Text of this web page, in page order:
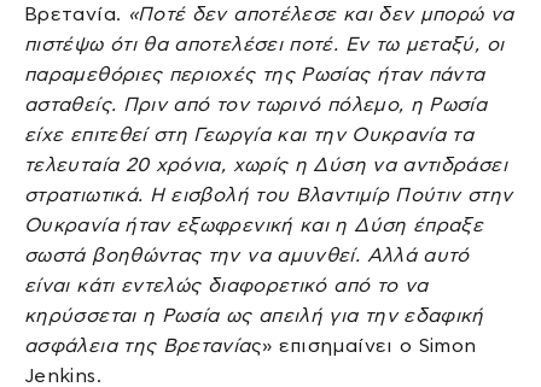
Βρετανία. «Ποτέ δεν αποτέλεσε και δεν μπορώ να
πιστέψω ότι θα αποτελέσει ποτέ. Εν τω μεταξύ, οι
παραμεθόριες περιοχές της Ρωσίας ήταν πάντα
ασταθείς. Πριν από τον τωρινό πόλεμο, η Ρωσία
είχε επιτεθεί στη Γεωργία και την Ουκρανία τα
τελευταία 20 χρόνια, χωρίς η Δύση να αντιδράσει
στρατιωτικά. Η εισβολή του Βλαντιμίρ Πούτιν στην
Ουκρανία ήταν εξωφρενική και η Δύση έπραξε
σωστά βοηθώντας την να αμυνθεί. Αλλά αυτό
είναι κάτι εντελώς διαφορετικό από το να
κηρύσσεται η Ρωσία ως απειλή για την εδαφική
ασφάλεια της Βρετανίας» επισημαίνει ο Simon
Jenkins.